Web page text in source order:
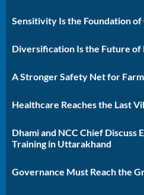
Sensitivity Is the Foundation
Diversification Is the Future of
A Stronger Safety Net for
Healthcare Reaches the Last
Dhami and NCC Chief Discuss
Training in Uttarakhand
Governance Must Reach the